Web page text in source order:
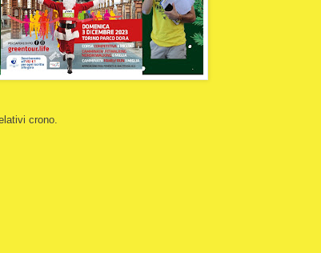
crono.